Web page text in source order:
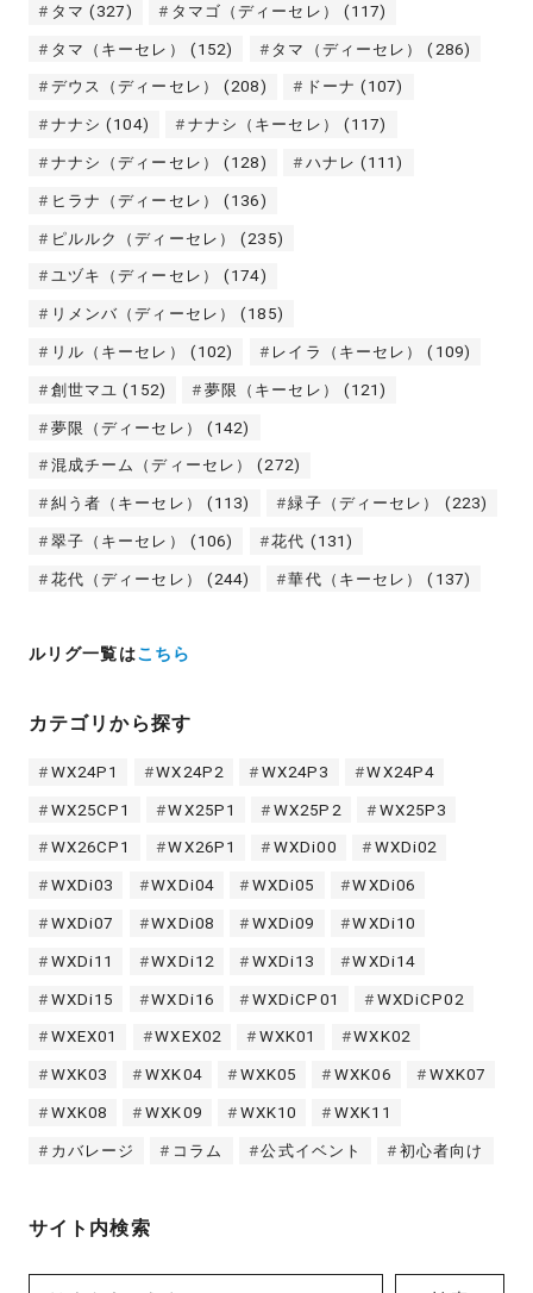
タマ (327) タマゴ（ディーセレ） (117)
タマ（キーセレ） (152) タマ（ディーセレ） (286)
デウス（ディーセレ） (208) ドーナ (107)
ナナシ (104) ナナシ（キーセレ） (117)
ナナシ（ディーセレ） (128) ハナレ (111)
ヒラナ（ディーセレ） (136)
ピルルク（ディーセレ） (235)
ユヅキ（ディーセレ） (174)
リメンバ（ディーセレ） (185)
リル（キーセレ） (102) レイラ（キーセレ） (109)
創世マユ (152) 夢限（キーセレ） (121)
夢限（ディーセレ） (142)
混成チーム（ディーセレ） (272)
糾う者（キーセレ） (113) 緑子（ディーセレ） (223)
翠子（キーセレ） (106) 花代 (131)
花代（ディーセレ） (244) 華代（キーセレ） (137)
ルリグ一覧はこちら
カテゴリから探す
WX24P1 WX24P2 WX24P3 WX24P4
WX25CP1 WX25P1 WX25P2 WX25P3
WX26CP1 WX26P1 WXDi00 WXDi02
WXDi03 WXDi04 WXDi05 WXDi06
WXDi07 WXDi08 WXDi09 WXDi10
WXDi11 WXDi12 WXDi13 WXDi14
WXDi15 WXDi16 WXDiCP01 WXDiCP02
WXEX01 WXEX02 WXK01 WXK02
WXK03 WXK04 WXK05 WXK06 WXK07
WXK08 WXK09 WXK10 WXK11
カバレージ コラム 公式イベント 初心者向け
サイト内検索